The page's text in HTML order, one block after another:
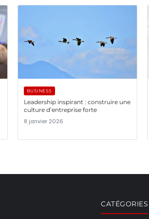
BUSINESS
Leadership inspirant : construire une
culture d’entreprise forte
8 janvier 2026
CATÉGORIES